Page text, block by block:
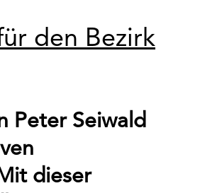
den Bezirk
Peter Seiwald
dieser